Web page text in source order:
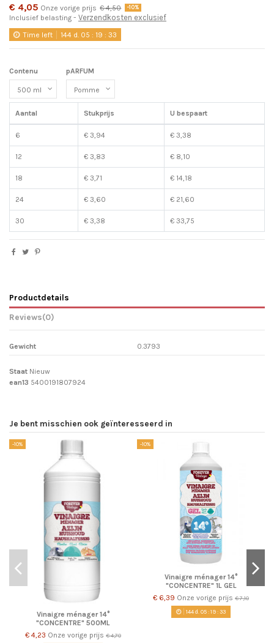
€ 4,05 Onze vorige prijs € 4,50 -10%
Inclusief belasting Verzendkosten exclusief
Time left 144 d. 05 : 19 :33
Contenu pARFUM
Aantal Stukprijs U bespaart
6 € 3,94 € 3,38
12 € 3,83 € 8,10
18 € 3,71 € 14,18
24 € 3,60 € 21,60
30 € 3,38 € 33,75
Productdetails
Reviews(0)
Gewicht 0.3793
Staat Nieuw
ean13 5400191807924
Je bent misschien ook geïnteresseerd in
-10%
Vinaigre ménager 14°
"CONCENTRE" 500ML
€ 4,23 Onze vorige prijs € 4,70
-10%
Vinaigre ménager 14°
"CONCENTRE" 1L GEL
€ 6,39 Onze vorige prijs € 7,10
144d. 05:19:33